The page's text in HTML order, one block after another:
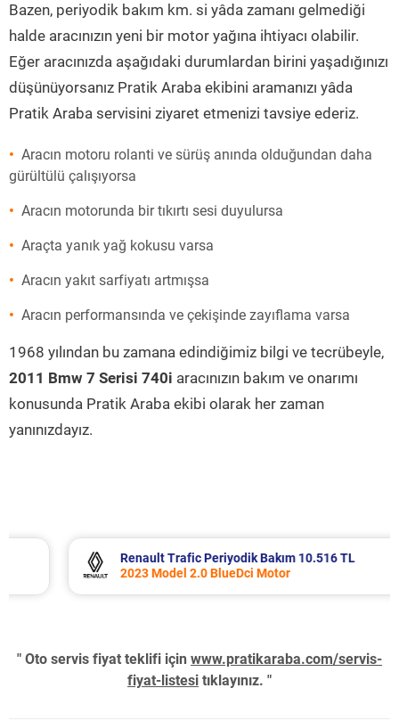
Bazen, periyodik bakım km. si yâda zamanı gelmediği
halde aracınızın yeni bir motor yağına ihtiyacı olabilir.
Eğer aracınızda aşağıdaki durumlardan birini yaşadığınızı
düşünüyorsanız Pratik Araba ekibini aramanızı yâda
Pratik Araba servisini ziyaret etmenizi tavsiye ederiz.
Aracın motoru rolanti ve sürüş anında olduğundan daha
gürültülü çalışıyorsa
Aracın motorunda bir tıkırtı sesi duyulursa
Araçta yanık yağ kokusu varsa
Aracın yakıt sarfiyatı artmışsa
Aracın performansında ve çekişinde zayıflama varsa
1968 yılından bu zamana edindiğimiz bilgi ve tecrübeyle,
2011 Bmw 7 Serisi 740i aracınızın bakım ve onarımı
konusunda Pratik Araba ekibi olarak her zaman
yanınızdayız.
Renault Trafic Periyodik Bakım 10.516 TL
2023 Model 2.0 BlueDci Motor
" Oto servis fiyat teklifi için www.pratikaraba.com/servis-
fiyat-listesi tıklayınız. "